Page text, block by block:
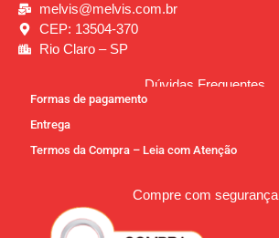
melvis@melvis.com.br
CEP: 13504-370
Rio Claro – SP
Dúvidas Frequentes
Formas de pagamento
Entrega
Termos da Compra – Leia com Atenção
Compre com segurança